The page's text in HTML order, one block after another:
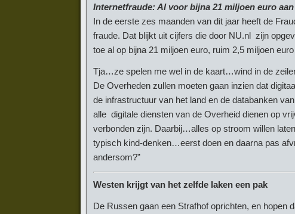
Internetfraude: Al voor bijna 21 miljoen euro
In de eerste zes maanden van dit jaar heeft de
fraude. Dat blijkt uit cijfers die door NU.nl zijn
toe al op bijna 21 miljoen euro, ruim 2,5 miljoen
Tja…ze spelen me wel in de kaart…wind in de
De Overheden zullen moeten gaan inzien dat
de infrastructuur van het land en de databanken
alle digitale diensten van de Overheid dienen op
verbonden zijn. Daarbij…alles op stroom willen
typisch kind-denken…eerst doen en daarna pas
andersom?”
Westen krijgt van het zelfde laken een pak
De Russen gaan een Strafhof oprichten, en hopen